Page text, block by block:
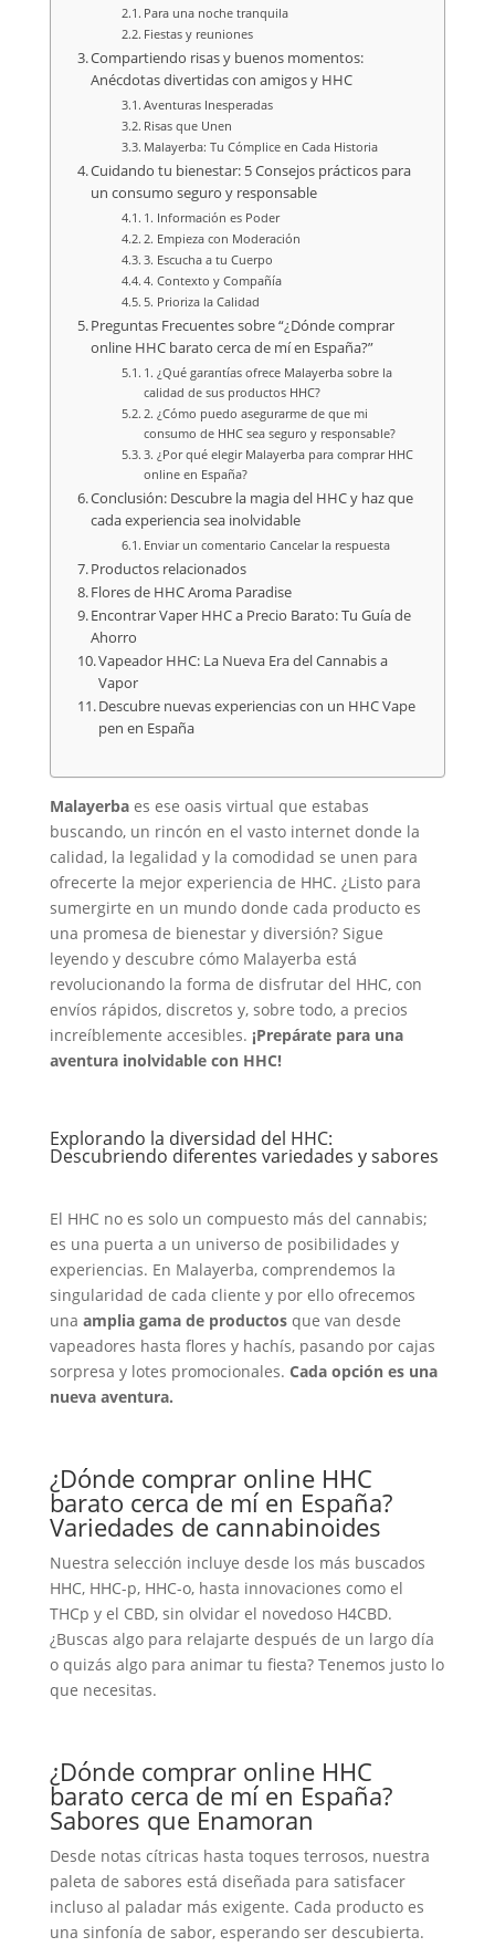
Para una noche tranquila
Fiestas y reuniones
Compartiendo risas y buenos momentos:
Anécdotas divertidas con amigos y HHC
Aventuras Inesperadas
Risas que Unen
Malayerba: Tu Cómplice en Cada Historia
Cuidando tu bienestar: 5 Consejos prácticos para
un consumo seguro y responsable
1. Información es Poder
2. Empieza con Moderación
3. Escucha a tu Cuerpo
4. Contexto y Compañía
5. Prioriza la Calidad
Preguntas Frecuentes sobre “¿Dónde comprar
online HHC barato cerca de mí en España?”
1. ¿Qué garantías ofrece Malayerba sobre la
calidad de sus productos HHC?
2. ¿Cómo puedo asegurarme de que mi
consumo de HHC sea seguro y responsable?
3. ¿Por qué elegir Malayerba para comprar HHC
online en España?
Conclusión: Descubre la magia del HHC y haz que
cada experiencia sea inolvidable
Enviar un comentario Cancelar la respuesta
Productos relacionados
Flores de HHC Aroma Paradise
Encontrar Vaper HHC a Precio Barato: Tu Guía de
Ahorro
Vapeador HHC: La Nueva Era del Cannabis a
Vapor
Descubre nuevas experiencias con un HHC Vape
pen en España
Malayerbaes ese oasis virtual que estabas
buscando, un rincón en el vasto internet donde la
calidad, la legalidad y la comodidad se unen para
ofrecerte la mejor experiencia de HHC. ¿Listo para
sumergirte en un mundo donde cada producto es
una promesa de bienestar y diversión? Sigue
leyendo y descubre cómo Malayerba está
revolucionando la forma de disfrutar del HHC, con
envíos rápidos, discretos y, sobre todo, a precios
increíblemente accesibles. ¡Prepárate para una
aventura inolvidable con HHC!
Explorando la diversidad del HHC:
Descubriendo diferentes variedades y sabores
El HHC no es solo un compuesto más del cannabis;
es una puerta a un universo de posibilidades y
experiencias. En Malayerba, comprendemos la
singularidad de cada cliente y por ello ofrecemos
una amplia gama de productosque van desde
vapeadores hasta flores y hachís, pasando por cajas
sorpresa y lotes promocionales. Cada opción es una
nueva aventura.
¿Dónde comprar online HHC
barato cerca de mí en España?
Variedades de cannabinoides
Nuestra selección incluye desde los más buscados
HHC, HHC-p, HHC-o, hasta innovaciones como el
THCp y el CBD, sin olvidar el novedoso H4CBD.
¿Buscas algo para relajarte después de un largo día
o quizás algo para animar tu fiesta? Tenemos justo lo
que necesitas.
¿Dónde comprar online HHC
barato cerca de mí en España?
Sabores que Enamoran
Desde notas cítricas hasta toques terrosos, nuestra
paleta de sabores está diseñada para satisfacer
incluso al paladar más exigente. Cada producto es
una sinfonía de sabor, esperando ser descubierta.